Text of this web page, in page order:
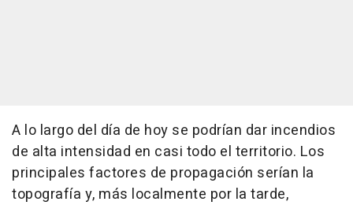
A lo largo del día de hoy se podrían dar incendios
de alta intensidad en casi todo el territorio. Los
principales factores de propagación serían la
topografía y, más localmente por la tarde,